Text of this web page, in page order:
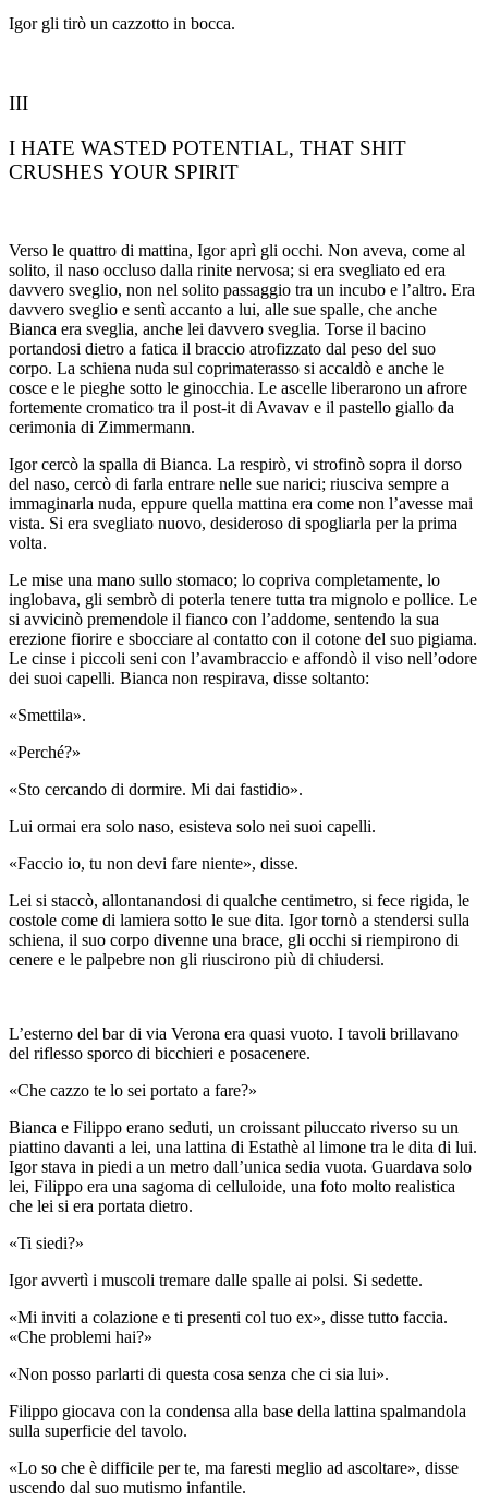
Igor gli tirò un cazzotto in bocca.
III
I HATE WASTED POTENTIAL, THAT SHIT
CRUSHES YOUR SPIRIT
Verso le quattro di mattina, Igor aprì gli occhi. Non aveva, come al
solito, il naso occluso dalla rinite nervosa; si era svegliato ed era
davvero sveglio, non nel solito passaggio tra un incubo e l’altro. Era
davvero sveglio e sentì accanto a lui, alle sue spalle, che anche
Bianca era sveglia, anche lei davvero sveglia. Torse il bacino
portandosi dietro a fatica il braccio atrofizzato dal peso del suo
corpo. La schiena nuda sul coprimaterasso si accaldò e anche le
cosce e le pieghe sotto le ginocchia. Le ascelle liberarono un afrore
fortemente cromatico tra il post-it di Avavav e il pastello giallo da
cerimonia di Zimmermann.
Igor cercò la spalla di Bianca. La respirò, vi strofinò sopra il dorso
del naso, cercò di farla entrare nelle sue narici; riusciva sempre a
immaginarla nuda, eppure quella mattina era come non l’avesse mai
vista. Si era svegliato nuovo, desideroso di spogliarla per la prima
volta.
Le mise una mano sullo stomaco; lo copriva completamente, lo
inglobava, gli sembrò di poterla tenere tutta tra mignolo e pollice. Le
si avvicinò premendole il fianco con l’addome, sentendo la sua
erezione fiorire e sbocciare al contatto con il cotone del suo pigiama.
Le cinse i piccoli seni con l’avambraccio e affondò il viso nell’odore
dei suoi capelli. Bianca non respirava, disse soltanto:
«Smettila».
«Perché?»
«Sto cercando di dormire. Mi dai fastidio».
Lui ormai era solo naso, esisteva solo nei suoi capelli.
«Faccio io, tu non devi fare niente», disse.
Lei si staccò, allontanandosi di qualche centimetro, si fece rigida, le
costole come di lamiera sotto le sue dita. Igor tornò a stendersi sulla
schiena, il suo corpo divenne una brace, gli occhi si riempirono di
cenere e le palpebre non gli riuscirono più di chiudersi.
L’esterno del bar di via Verona era quasi vuoto. I tavoli brillavano
del riflesso sporco di bicchieri e posacenere.
«Che cazzo te lo sei portato a fare?»
Bianca e Filippo erano seduti, un croissant piluccato riverso su un
piattino davanti a lei, una lattina di Estathè al limone tra le dita di lui.
Igor stava in piedi a un metro dall’unica sedia vuota. Guardava solo
lei, Filippo era una sagoma di celluloide, una foto molto realistica
che lei si era portata dietro.
«Ti siedi?»
Igor avvertì i muscoli tremare dalle spalle ai polsi. Si sedette.
«Mi inviti a colazione e ti presenti col tuo ex», disse tutto faccia.
«Che problemi hai?»
«Non posso parlarti di questa cosa senza che ci sia lui».
Filippo giocava con la condensa alla base della lattina spalmandola
sulla superficie del tavolo.
«Lo so che è difficile per te, ma faresti meglio ad ascoltare», disse
uscendo dal suo mutismo infantile.